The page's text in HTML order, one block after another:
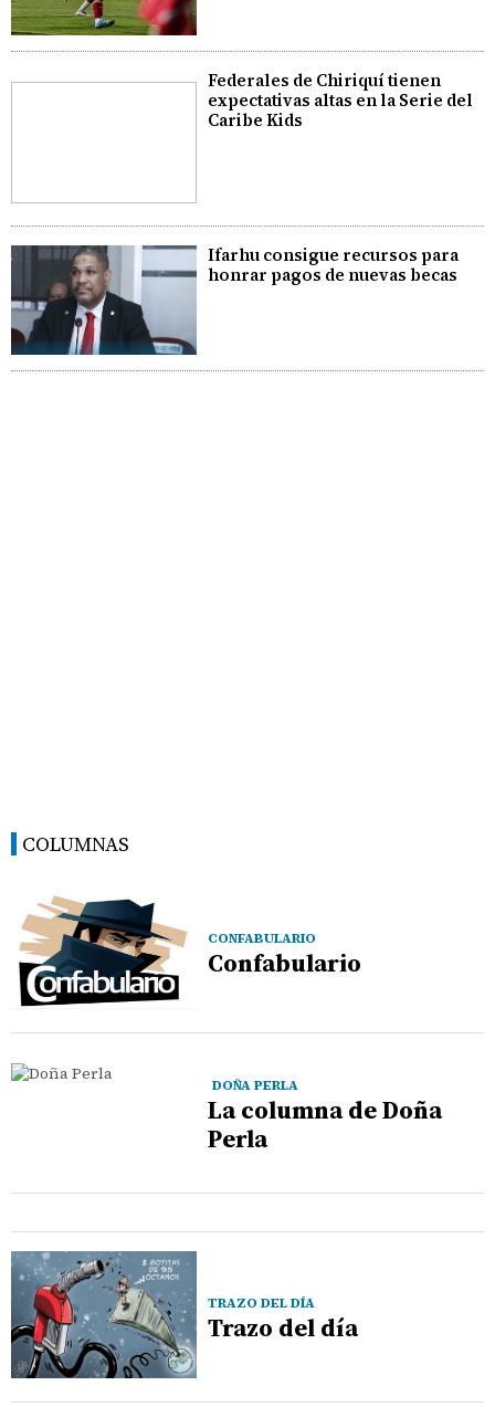
Federales de Chiriquí tienen
expectativas altas en la Serie del
Caribe Kids
Ifarhu consigue recursos para
honrar pagos de nuevas becas
COLUMNAS
CONFABULARIO
Confabulario
DOÑA PERLA
La columna de Doña
Perla
TRAZO DEL DÍA
Trazo del día